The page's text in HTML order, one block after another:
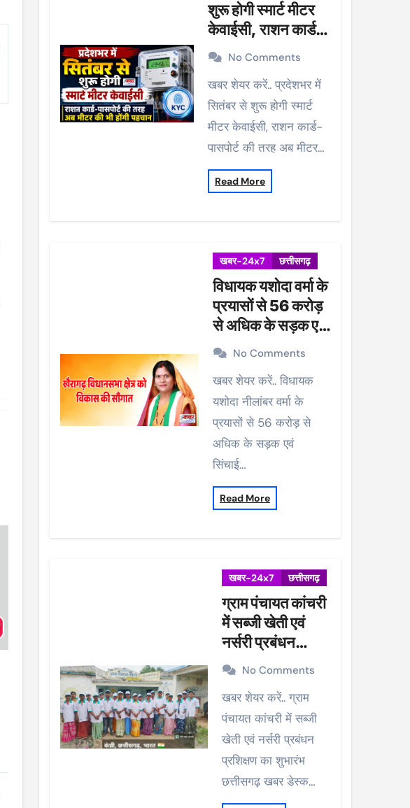
शुरू होगी स्मार्ट मीटर
केवाईसी, राशन कार्ड-
पासपोर्ट की तरह अब
मीटर की भी होंगी
पहचान
No Comments
खबर शेयर करें.. प्रदेशभर में
सितंबर से शुरू होगी स्मार्ट
मीटर केवाईसी, राशन कार्ड-
पासपोर्ट की तरह अब मीटर…
Read More
खबर-24x7 छत्तीसगढ़
विधायक यशोदा वर्मा के
प्रयासों से 56 करोड़
से अधिक के सड़क एवं
सिंचाई कार्यों को मिली
प्रशासकीय स्वीकृति
No Comments
खबर शेयर करें.. विधायक
यशोदा नीलांबर वर्मा के
प्रयासों से 56 करोड़ से
अधिक के सड़क एवं
सिंचाई…
Read More
खबर-24x7 छत्तीसगढ़
ग्राम पंचायत कांचरी
में सब्जी खेती एवं
नर्सरी प्रबंधन
प्रशिक्षण का शुभारंभ
No Comments
खबर शेयर करें.. ग्राम
पंचायत कांचरी में सब्जी
खेती एवं नर्सरी प्रबंधन
प्रशिक्षण का शुभारंभ
छत्तीसगढ़ खबर डेस्क…